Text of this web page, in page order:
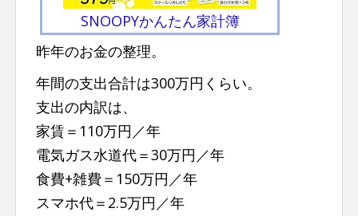
SNOOPYかんたん家計簿
昨年のお金の整理。
年間の支出合計は300万円くらい。
支出の内訳は、
家賃＝110万円／年
電気ガス水道代＝30万円／年
食費+雑費＝150万円／年
スマホ代＝2.5万円／年